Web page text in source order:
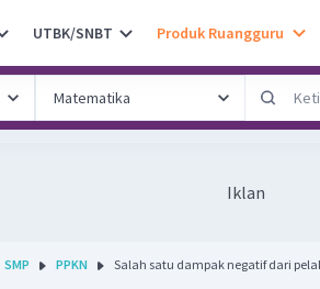
UTBK/SNBT Produk Ruangguru
Iklan
SMP PPKN Salah satu dampak negatif dari